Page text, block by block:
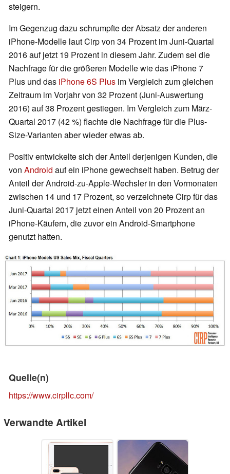
steigern.
Im Gegenzug dazu schrumpfte der Absatz der anderen
iPhone-Modelle laut Cirp von 34 Prozent im Juni-Quartal
2016 auf jetzt 19 Prozent in diesem Jahr. Zudem sei die
Nachfrage für die größeren Modelle wie das iPhone 7
Plus und das iPhone 6S Plus im Vergleich zum gleichen
Zeitraum im Vorjahr von 32 Prozent (Juni-Auswertung
2016) auf 38 Prozent gestiegen. Im Vergleich zum März-
Quartal 2017 (42 %) flachte die Nachfrage für die Plus-
Size-Varianten aber wieder etwas ab.
Positiv entwickelte sich der Anteil derjenigen Kunden, die
von Android auf ein iPhone gewechselt haben. Betrug der
Anteil der Android-zu-Apple-Wechsler in den Vormonaten
zwischen 14 und 17 Prozent, so verzeichnete Cirp für das
Juni-Quartal 2017 jetzt einen Anteil von 20 Prozent an
iPhone-Käufern, die zuvor ein Android-Smartphone
genutzt hatten.
Quelle(n)
https://www.cirpllc.com/
Verwandte Artikel